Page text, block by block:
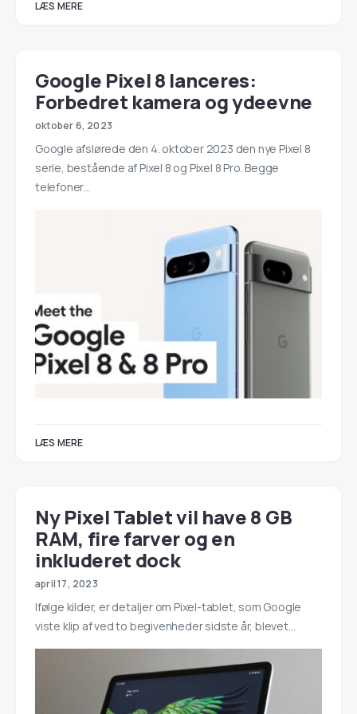
LÆS MERE
Google Pixel 8 lanceres:
Forbedret kamera og ydeevne
oktober 6, 2023
Google afslørede den 4. oktober 2023 den nye Pixel 8
serie, bestående af Pixel 8 og Pixel 8 Pro. Begge
telefoner…
LÆS MERE
Ny Pixel Tablet vil have 8 GB
RAM, fire farver og en
inkluderet dock
april 17, 2023
Ifølge kilder, er detaljer om Pixel-tablet, som Google
viste klip af ved to begivenheder sidste år, blevet…